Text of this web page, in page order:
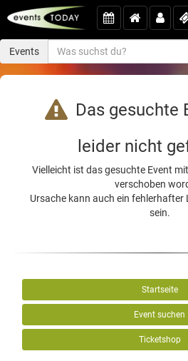
Events
Das gesuchte
leider nicht
Vielleicht ist das gesuchte Event
verschoben
Ursache kann auch ein fehlerhafter
sein.
Startseite
Event suchen
Ticketshop